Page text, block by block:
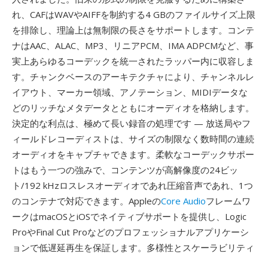
れ、CAFはWAVやAIFFを制約する4 GBのファイルサイズ上限
を排除し、理論上は無制限の長さをサポートします。コンテ
ナはAAC、ALAC、MP3、リニアPCM、IMA ADPCMなど、事
実上あらゆるコーデックを統一されたラッパー内に収容しま
す。チャンクベースのアーキテクチャにより、チャンネルレ
イアウト、マーカー領域、アノテーション、MIDIデータな
どのリッチなメタデータとともにオーディオを格納します。
決定的な利点は、極めて長い録音の処理です — 放送局やフ
ィールドレコーディストは、サイズの制限なく数時間の連続
オーディオをキャプチャできます。柔軟なコーデックサポー
トはもう一つの強みで、コンテンツが高解像度の24ビッ
ト/192 kHzロスレスオーディオであれ圧縮音声であれ、1つ
のコンテナで対応できます。AppleのCore Audioフレームワ
ークはmacOSとiOSでネイティブサポートを提供し、Logic
ProやFinal Cut Proなどのプロフェッショナルアプリケーシ
ョンで低遅延再生を保証します。多様性とスケーラビリティ